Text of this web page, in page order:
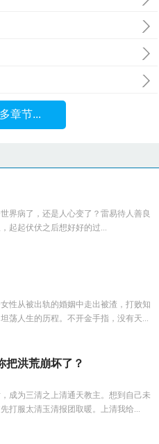
章节...
界病了，还是人心变了？雷易待人善良
起起伏伏之后想好好的过...
性从被出轨的婚姻中走出被渣，打败知
荡人生的历程。不开金手指，没有天...
把洪荒崩坏了？
成为三清之上清通天教主。想到自己未
打服太清玉清报团取暖。上清我给...